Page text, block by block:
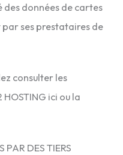
des données de cartes
ses prestataires de
consulter les
ici ou la
PAR DES TIERS